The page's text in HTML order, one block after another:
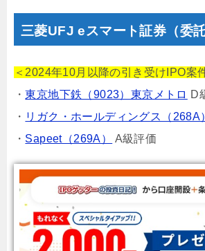
三菱UFJ eスマート証券（委託
＜2024年10月以降の引き受けIPO案
・東京地下鉄（9023）東京メトロ D
・ リガク・ホールディングス（268A
・ Sapeet（269A） A級評価